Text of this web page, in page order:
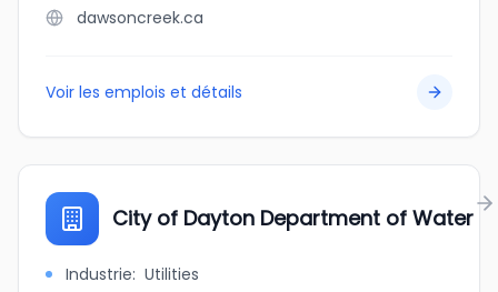
dawsoncreek.ca
Voir les emplois et détails
City of Dayton Department of Water
Industrie: Utilities